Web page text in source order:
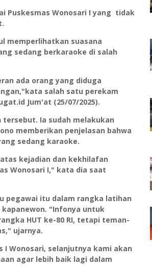
Puskesmas Wonosari I yang tidak
memperlihatkan suasana
sedang berkaraoke di salah
ada orang yang diduga
salah satu perekam
Jum'at (25/07/2025).
tersebut. Ia sudah melakukan
memberikan penjelasan bahwa
sedang karaoke.
kejadian dan kekhilafan
Wonosari I," kata dia saat
pegawai itu dalam rangka latihan
"Infonya untuk
HUT ke-80 RI, tetapi teman-
ujarnya.
Wonosari, selanjutnya kami akan
agar lebih baik lagi dalam